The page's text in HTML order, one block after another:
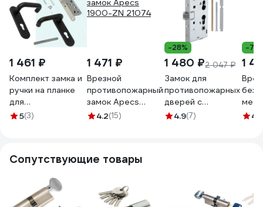
1 461 ₽
Комплект замка и
ручки на планке
для
противопожарных
5(3)
1 471 ₽
Врезной
противопожарный
замок Apecs
1900-ZN 21074
4.2(15)
-28%
1 480 ₽2 047 ₽
Замок для
противопожарных
дверей с
раздельным
4.9(7)
-7%
1
без
4.7
Сопутствующие товары